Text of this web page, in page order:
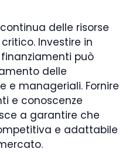
delle risorse
Investire in
può
delle
e manageriali. Fornire
e conoscenze
a garantire che
e adattabile